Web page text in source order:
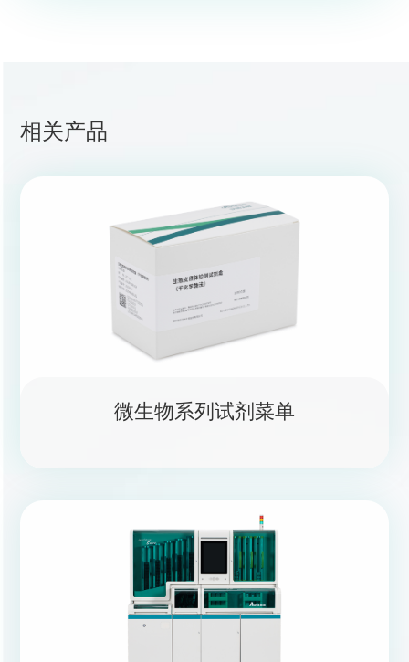
相关产品
微生物系列试剂菜单